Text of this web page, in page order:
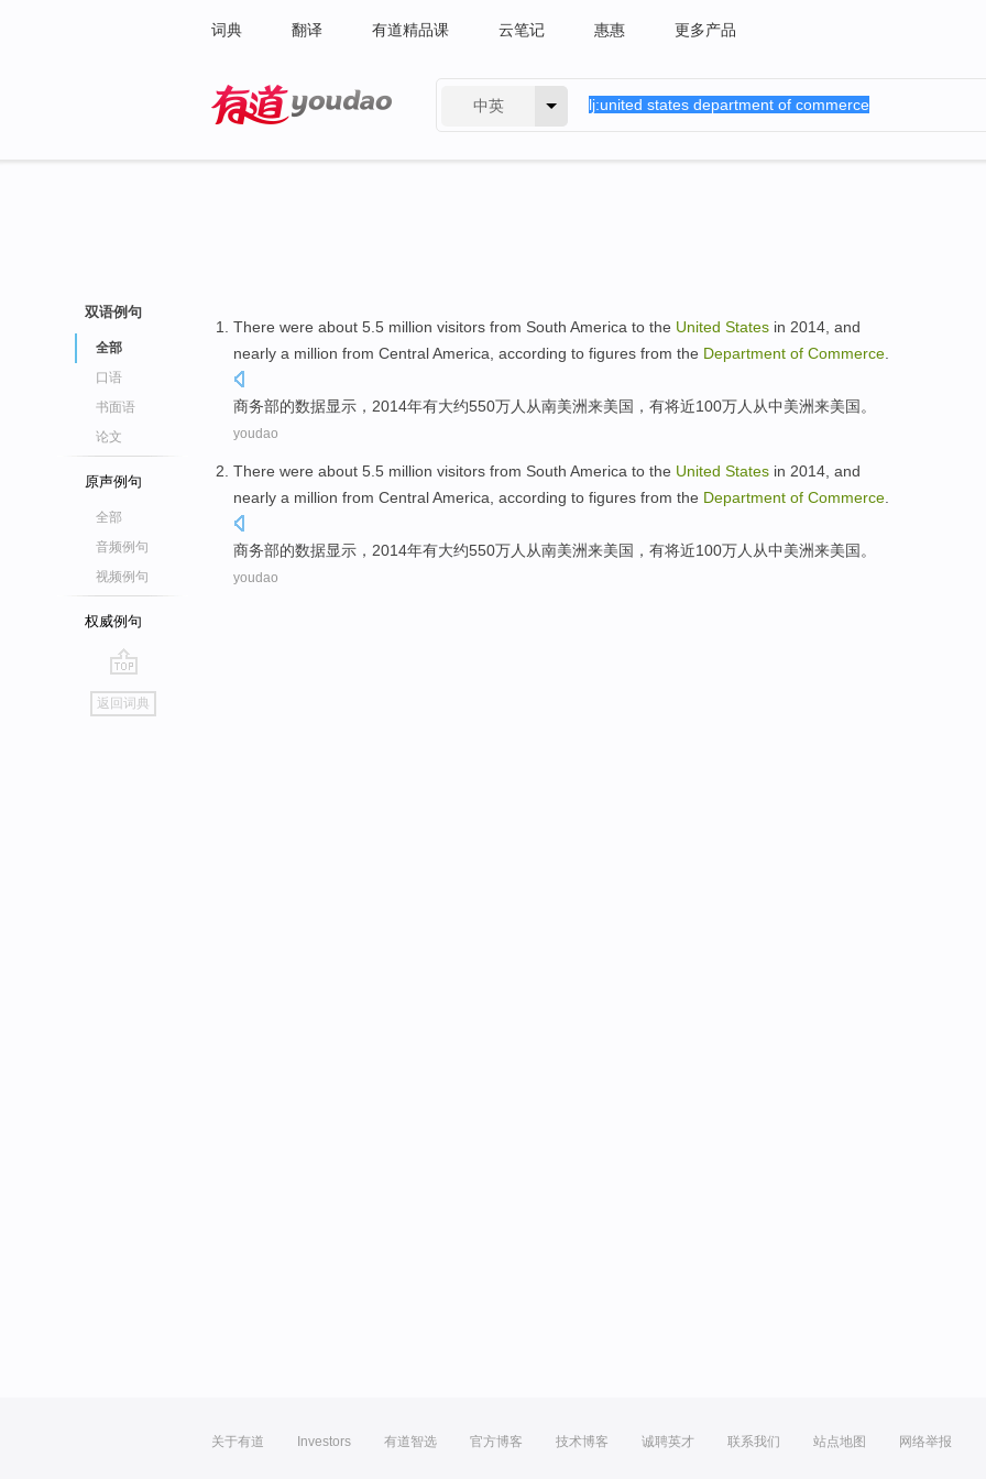
词典 翻译 有道精品课 云笔记 惠惠 更多产品
中英
双语例句
全部
口语
书面语
论文
原声例句
全部
音频例句
视频例句
权威例句
go
top
返回词典
There were about 5.5 million visitors from South America to the United States in 2014, and
nearly a million from Central America, according to figures from the Department of Commerce
商务部的数据显示 ，2014年有大约550万人 从南美洲来美国 ， 有将近100万人从中美洲来美国 。
youdao
There were about 5.5 million visitors from South America to the United States in 2014, and
nearly a million from Central America, according to figures from the Department of Commerce
商务部的数据显示 ，2014年有大约550万人 从南美洲来美国 ， 有将近100万人从中美洲来美国 。
youdao
关于有道 Investors 有道智选 官方博客 技术博客 诚聘英才 联系我们 站点地图 网络举报